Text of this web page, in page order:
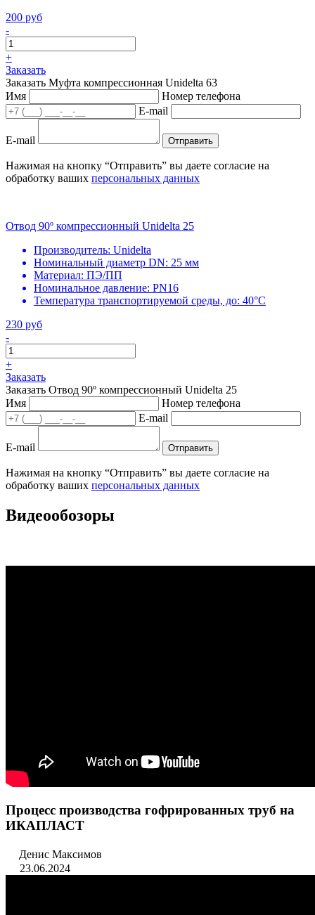
200 руб
-
+
Заказать
Заказать Муфта компрессионная Unidelta 63
Имя
Номер телефона
E-mail
E-mail Отправить
Нажимая на кнопку “Отправить” вы даете согласие на
обработку ваших персональных данных
Отвод 90º компрессионный Unidelta 25
Производитель: Unidelta
Номинальный диаметр DN: 25 мм
Материал: ПЭ/ПП
Номинальное давление: PN16
Температура транспортируемой среды, до: 40°С
230 руб
-
+
Заказать
Заказать Отвод 90º компрессионный Unidelta 25
Имя
Номер телефона
E-mail
E-mail Отправить
Нажимая на кнопку “Отправить” вы даете согласие на
обработку ваших персональных данных
Видеообозоры
Процесс производства гофрированных труб на
ИКАПЛАСТ
Денис Максимов
23.06.2024